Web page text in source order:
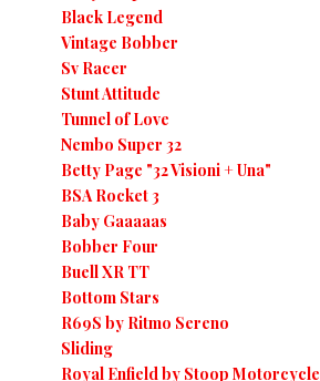
Black Legend
Vintage Bobber
Sv Racer
Stunt Attitude
Tunnel of Love
Nembo Super 32
Betty Page "32 Visioni + Una"
BSA Rocket 3
Baby Gaaaaas
Bobber Four
Buell XR TT
Bottom Stars
R69S by Ritmo Sereno
Sliding
Royal Enfield by Stoop Motorcycle